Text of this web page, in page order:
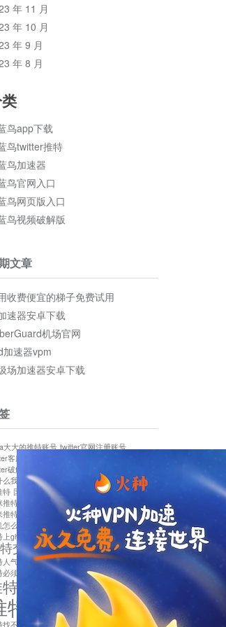
年 11 月
年 10 月
年 9 月
年 8 月
鸟app下载
鸟twitter推特
鸟加速器
鸟官网入口
鸟网页版入口
鸟视频破解版
文章
收费便宜的梯子免费试用
速器安卓下载
机场官网
加速器vpm
场加速器安卓下载
大大的推特账号 twitter官网注册账号
客服
破解版下载
么我推特无法保存设置
作者sana推特是什么
特 国内为什么不能用twitter 国内能用twitter吗
推特
如何找回推特密码
推特闪退是怎么回事 怎么看推特上的视频
么注册推特账号
推特devil
上ghs的女博主
交友软件app下载
人气萌货小蔡头喵喵喵 推特实名制
须用外网吗
怎么取消关联手机号
特怎么看敏感内容苹果
找不到账号 推特注册必须要手机号